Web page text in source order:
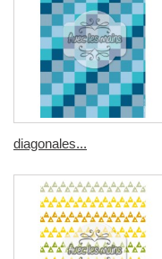
diagonales...